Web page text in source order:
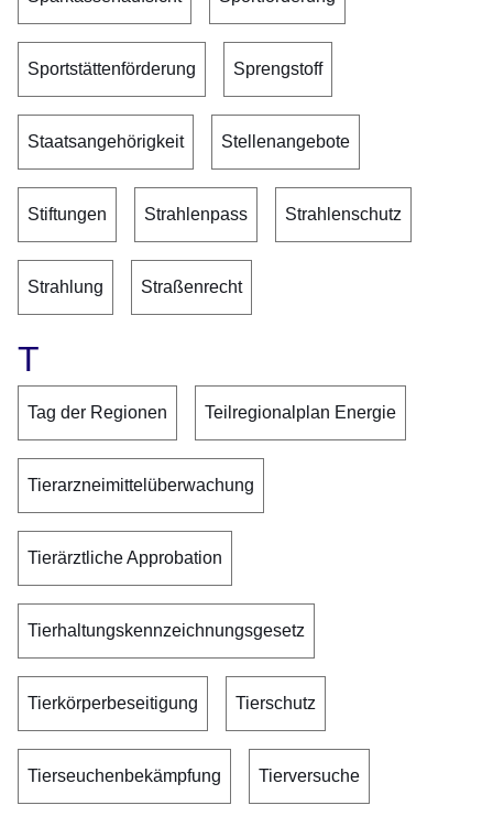
Sportstättenförderung Sprengstoff
Staatsangehörigkeit Stellenangebote
Stiftungen Strahlenpass Strahlenschutz
Strahlung Straßenrecht
T
Tag der Regionen Teilregionalplan Energie
Tierarzneimittelüberwachung
Tierärztliche Approbation
Tierhaltungskennzeichnungsgesetz
Tierkörperbeseitigung Tierschutz
Tierseuchenbekämpfung Tierversuche